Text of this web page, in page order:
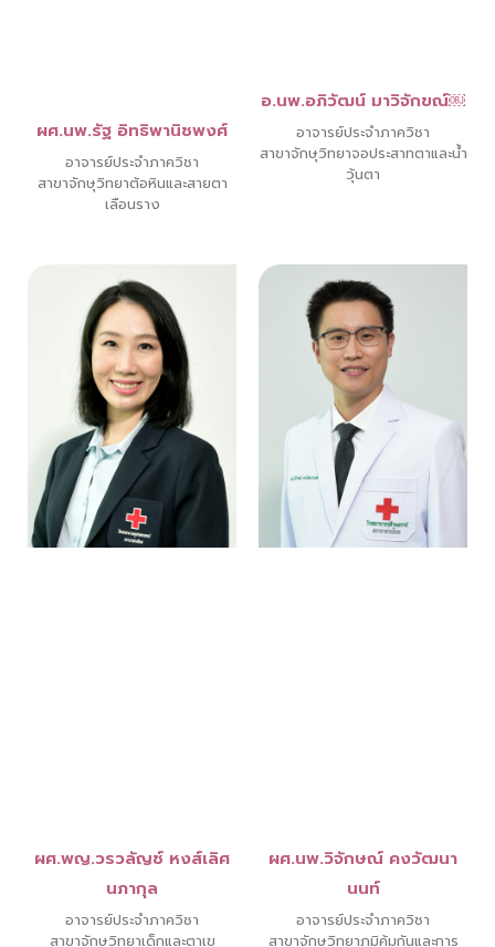
ผศ.นพ.รัฐ อิทธิพานิชพงศ์
อาจารย์ประจำภาควิชา
สาขาจักษุวิทยาต้อหินและสายตา
เลือนราง
อ.นพ.อภิวัฒน์ มาวิจักขณ์￼
อาจารย์ประจำภาควิชา
สาขาจักษุวิทยาจอประสาทตาและน้ำ
วุ้นตา
ผศ.พญ.วรวลัญช์ หงส์เลิศ
นภากุล
อาจารย์ประจำภาควิชา
สาขาจักษุวิทยาเด็กและตาเข
ผศ.นพ.วิจักษณ์ คงวัฒนา
นนท์
อาจารย์ประจำภาควิชา
สาขาจักษุวิทยาภูมิคุ้มกันและการ